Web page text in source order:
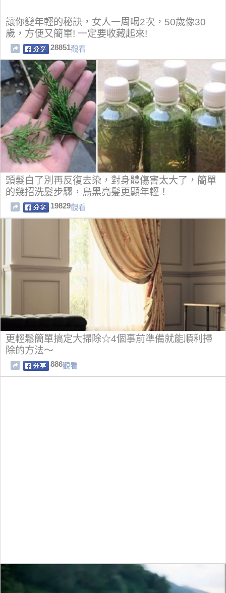
讓你變年輕的秘訣，女人一周喝2次，50歲像30
歲，方便又簡單! 一定要收藏起來!
28851觀看
頭髮白了別再反復去染，對身體傷害太大了，簡單
的幾招洗髮步驟，烏黑亮髪更顯年輕！
19829觀看
更輕鬆簡單搞定大掃除☆4個事前準備就能順利掃
除的方法～
886觀看